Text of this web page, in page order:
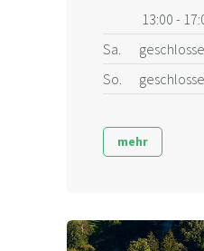
13:00 -
Sa.
So.
mehr